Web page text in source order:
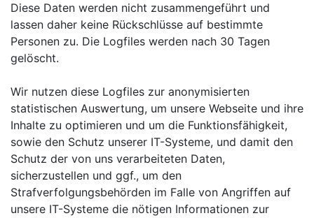
Diese Daten werden nicht zusammengeführt und
lassen daher keine Rückschlüsse auf bestimmte
Personen zu. Die Logfiles werden nach 30 Tagen
gelöscht.
Wir nutzen diese Logfiles zur anonymisierten
statistischen Auswertung, um unsere Webseite und ihre
Inhalte zu optimieren und um die Funktionsfähigkeit,
sowie den Schutz unserer IT-Systeme, und damit den
Schutz der von uns verarbeiteten Daten,
sicherzustellen und ggf., um den
Strafverfolgungsbehörden im Falle von Angriffen auf
unsere IT-Systeme die nötigen Informationen zur